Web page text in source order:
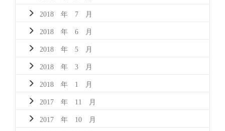
2018 年 7 月
2018 年 6 月
2018 年 5 月
2018 年 3 月
2018 年 1 月
2017 年 11 月
2017 年 10 月